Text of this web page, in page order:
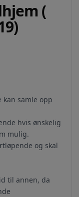
(
samle opp
hvis ønskelig
mulig.
og skal
til annen, da